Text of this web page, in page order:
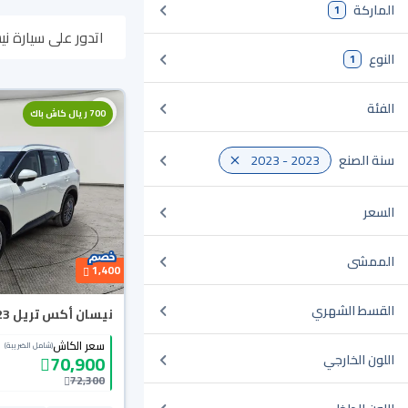
الماركة 1
النوع 1
الفئة
سنة الصنع 2023 - 2023
السعر
الممشى
القسط الشهري
اللون الخارجي
اتدور على سيارة نيسان أكس تريل 2023 مستعملة أو جديدة في
أونلاين،
700 ريال كاش باك
1,400
نيسان أكس تريل S 5 Seats 2023
سعر الكاش(شامل الضريبة)
70,900
72,300